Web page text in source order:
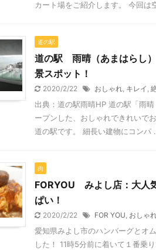
カート場をご紹介します。 今回は
道の駅
道の駅 雨晴（あまはらし
景スポット！
2020/2/22 おしゃれ, キレイ ,
出典：道の駅雨晴HP 道の駅「雨
ープンした、おしゃれできれいで
道の駅です。 細長い建物にコンパ
肉
FORYOU みよし店：大人
ぱい！
2020/2/22 FOR YOU, おしゃ
愛知県みよし市のハンバーグとオ
した！ 11時5分前に着いて１番乗